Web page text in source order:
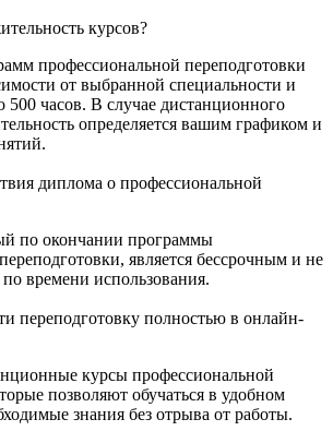
курсов?
профессиональной переподготовки
от выбранной специальности и
500 часов. В случае дистанционного
определяется вашим графиком и
диплома о профессиональной
по окончании программы
является бессрочным и не
времени использования.
переподготовку полностью в онлайн-
курсы профессиональной
позволяют обучаться в удобном
знания без отрыва от работы.